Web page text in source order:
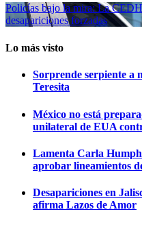
Policías bajo la mira: La
desapariciones forzadas
Lo más visto
Sorprende serpiente a
Teresita
México no está
unilateral de EUA
Lamenta Carla
aprobar lineamientos
Desapariciones en
afirma Lazos de Amor